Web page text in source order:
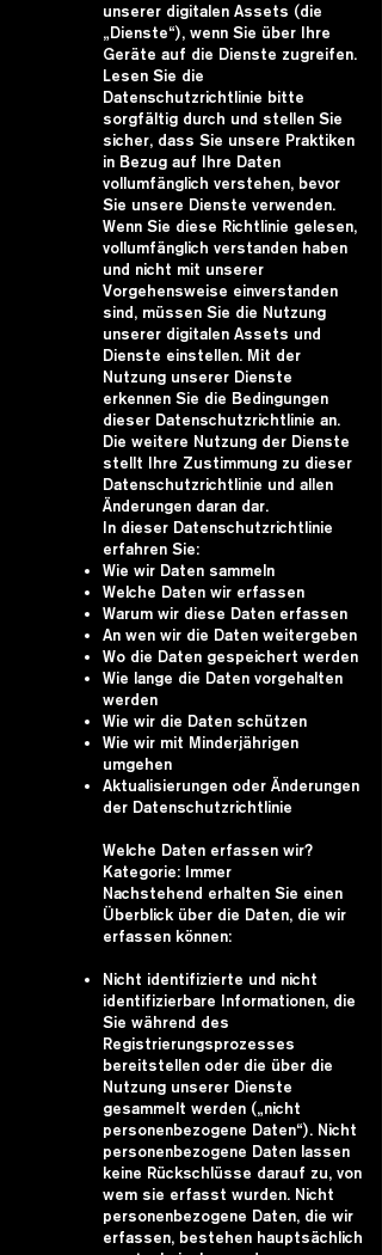
unserer digitalen Assets (die
„Dienste“), wenn Sie über Ihre
Geräte auf die Dienste zugreifen.
Lesen Sie die
Datenschutzrichtlinie bitte
sorgfältig durch und stellen Sie
sicher, dass Sie unsere Praktiken
in Bezug auf Ihre Daten
vollumfänglich verstehen, bevor
Sie unsere Dienste verwenden.
Wenn Sie diese Richtlinie gelesen,
vollumfänglich verstanden haben
und nicht mit unserer
Vorgehensweise einverstanden
sind, müssen Sie die Nutzung
unserer digitalen Assets und
Dienste einstellen. Mit der
Nutzung unserer Dienste
erkennen Sie die Bedingungen
dieser Datenschutzrichtlinie an.
Die weitere Nutzung der Dienste
stellt Ihre Zustimmung zu dieser
Datenschutzrichtlinie und allen
Änderungen daran dar.
In dieser Datenschutzrichtlinie
erfahren Sie:
Wie wir Daten sammeln
Welche Daten wir erfassen
Warum wir diese Daten erfassen
An wen wir die Daten weitergeben
Wo die Daten gespeichert werden
Wie lange die Daten vorgehalten
werden
Wie wir die Daten schützen
Wie wir mit Minderjährigen
umgehen
Aktualisierungen oder Änderungen
der Datenschutzrichtlinie
Welche Daten erfassen wir?
Kategorie: Immer
Nachstehend erhalten Sie einen
Überblick über die Daten, die wir
erfassen können:
Nicht identifizierte und nicht
identifizierbare Informationen, die
Sie während des
Registrierungsprozesses
bereitstellen oder die über die
Nutzung unserer Dienste
gesammelt werden („nicht
personenbezogene Daten“). Nicht
personenbezogene Daten lassen
keine Rückschlüsse darauf zu, von
wem sie erfasst wurden. Nicht
personenbezogene Daten, die wir
erfassen, bestehen hauptsächlich